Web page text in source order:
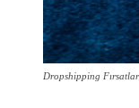
Dropshipping